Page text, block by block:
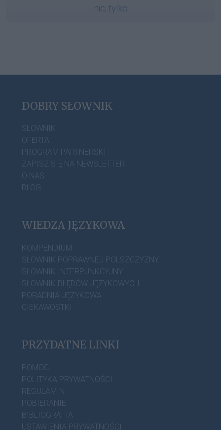
nic, tylko
DOBRY SŁOWNIK
SŁOWNIK
OFERTA
PROGRAM PARTNERSKI
ZAPISZ SIĘ NA NEWSLETTER
O NAS
BLOG
WIEDZA JĘZYKOWA
KOMPENDIUM
SŁOWNIK POPRAWNEJ POLSZCZYZNY
SŁOWNIK INTERPUNKCYJNY
SŁOWNIK BŁĘDÓW JĘZYKOWYCH
PORADNIA JĘZYKOWA
CIEKAWOSTKI
PRZYDATNE LINKI
POMOC
POLITYKA PRYWATNOŚCI
REGULAMIN
POBIERANIE
BIBLIOGRAFIA
USTAWIENIA PRYWATNOŚCI